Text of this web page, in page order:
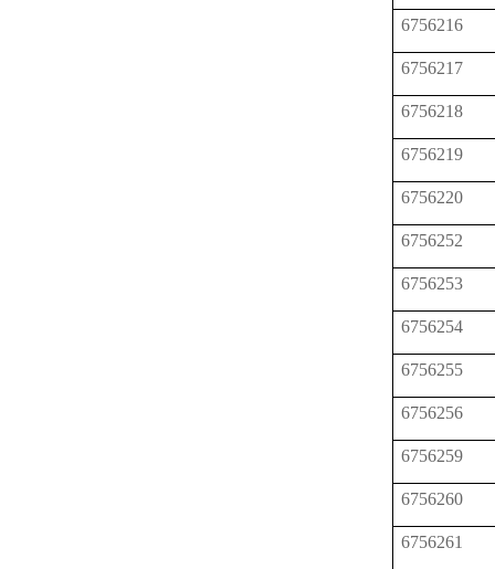
6756216
6756217
6756218
6756219
6756220
6756252
6756253
6756254
6756255
6756256
6756259
6756260
6756261